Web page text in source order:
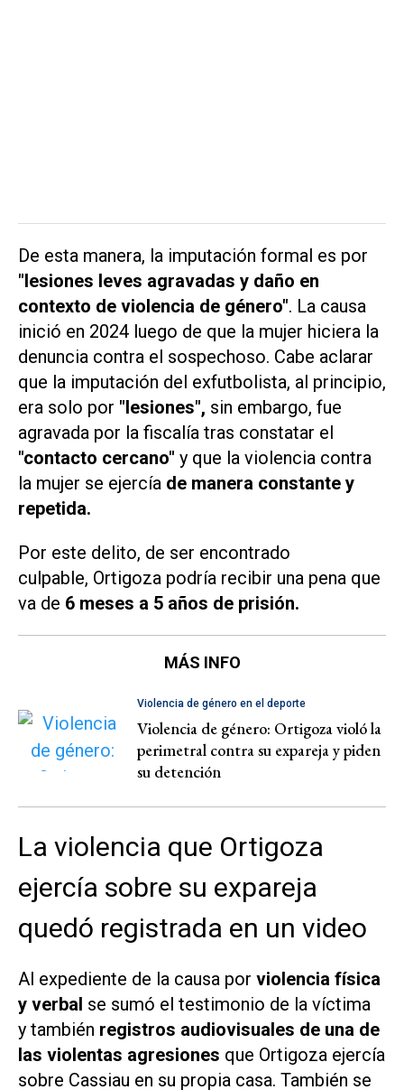
De esta manera, la imputación formal es por
"lesiones leves agravadas y daño en
contexto de violencia de género". La causa
inició en 2024 luego de que la mujer hiciera la
denuncia contra el sospechoso. Cabe aclarar
que la imputación del exfutbolista, al principio,
era solo por "lesiones", sin embargo, fue
agravada por la fiscalía tras constatar el
"contacto cercano" y que la violencia contra
la mujer se ejercía de manera constante y
repetida.
Por este delito, de ser encontrado
culpable, Ortigoza podría recibir una pena que
va de 6 meses a 5 años de prisión.
MÁS INFO
Violencia de género en el deporte
Violencia de género: Ortigoza violó la
perimetral contra su expareja y piden
su detención
La violencia que Ortigoza
ejercía sobre su expareja
quedó registrada en un video
Al expediente de la causa por violencia física
y verbal se sumó el testimonio de la víctima
y también registros audiovisuales de una de
las violentas agresiones que Ortigoza ejercía
sobre Cassiau en su propia casa. También se